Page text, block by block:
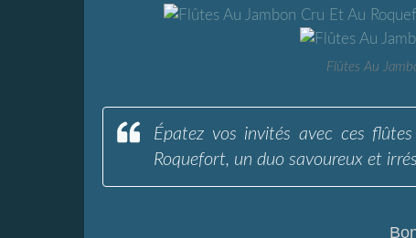
Flûtes Au
Épatez vos invités avec ces
Roquefort, un duo savoureux et